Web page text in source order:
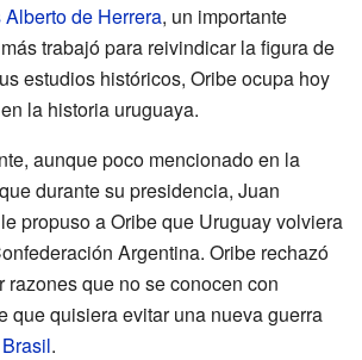
Alberto de Herrera, un importante
trabajó para reivindicar la figura de
estudios históricos, Oribe ocupa hoy
la historia uruguaya.
aunque poco mencionado en la
durante su presidencia, Juan
propuso a Oribe que Uruguay volviera
Argentina. Oribe rechazó
razones que no se conocen con
que quisiera evitar una nueva guerra
.